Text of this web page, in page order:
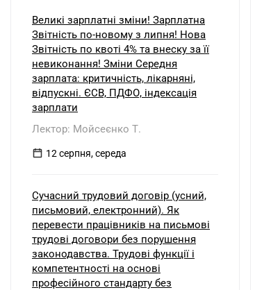
Великі зарплатні зміни! Зарплатна
Звітність по-новому з липня! Нова
Звітність по квоті 4% та внеску за її
невиконання! Зміни Середня
зарплата: критичність, лікарняні,
відпускні. ЄСВ, ПДФО, індексація
зарплати
Лектор: Мойсеєнко Т.
12 серпня, середа
Сучасний трудовий договір (усний,
письмовий, електронний). Як
перевести працівників на письмові
трудові договори без порушення
законодавства. Трудові функції і
компетентності на основі
професійного стандарту без